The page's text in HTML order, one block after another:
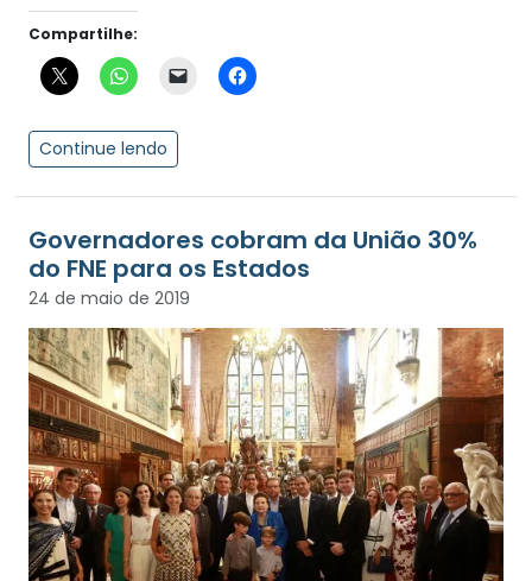
Compartilhe:
Continue lendo
Governadores cobram da União 30%
do FNE para os Estados
24 de maio de 2019